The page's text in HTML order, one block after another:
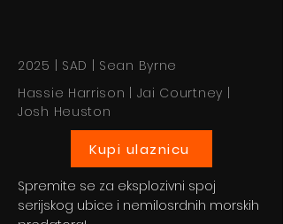
2025 | SAD | Sean Byrne
Hassie Harrison | Jai Courtney |
Josh Heuston
Kupi ulaznicu
Spremite se za eksplozivni spoj
serijskog ubice i nemilosrdnih morskih